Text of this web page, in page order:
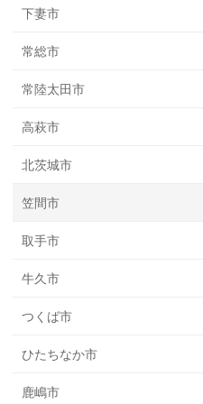
下妻市
常総市
常陸太田市
高萩市
北茨城市
笠間市
取手市
牛久市
つくば市
ひたちなか市
鹿嶋市